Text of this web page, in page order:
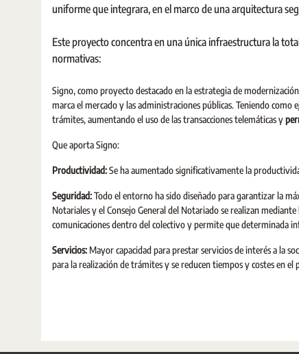
uniforme que integrara, en el marco de una arquitectura
Este proyecto concentra en una única infraestructura la
normativas:
Signo, como proyecto destacado en la estrategia de
marca el mercado y las administraciones públicas. Teniendo
trámites, aumentando el uso de las transacciones telemáticas y
Que aporta Signo:
Productividad:Se ha aumentado significativamente la
Seguridad:Todo el entorno ha sido diseñado para garantizar la
Notariales y el Consejo General del Notariado se realizan
comunicaciones dentro del colectivo y permite que determinada
Servicios: Mayor capacidad para prestar servicios de interés a la
para la realización de trámites y se reducen tiempos y costes en el